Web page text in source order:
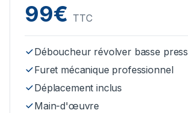
99€ TTC
Déboucheur révolver basse
Furet mécanique professionnel
Déplacement inclus
Main-d'œuvre